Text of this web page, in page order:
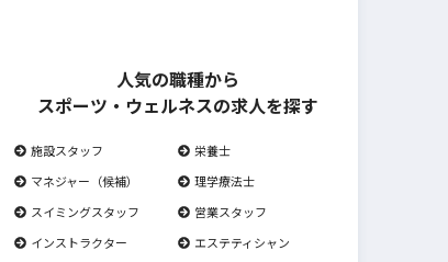
人気の職種から
スポーツ・ウェルネスの求人を探す
施設スタッフ
栄養士
マネジャー（候補）
理学療法士
スイミングスタッフ
営業スタッフ
インストラクター
エステティシャン